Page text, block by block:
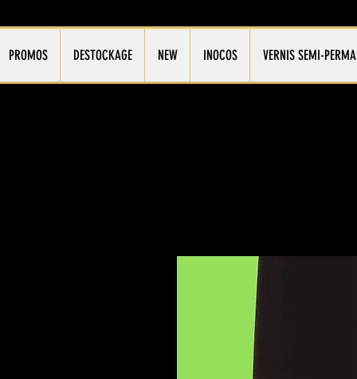
PROMOS DESTOCKAGE NEW INOCOS VERNIS SEMI-